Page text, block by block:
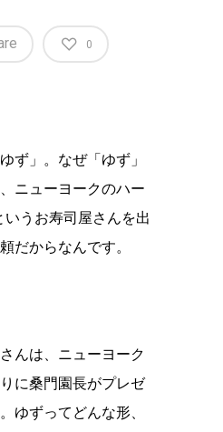
0
ず」。なぜ「ゆず」
ニューヨークのハー
いうお寿司屋さんを出
だからなんです。
んは、ニューヨーク
に桑門園長がプレゼ
ゆずってどんな形、